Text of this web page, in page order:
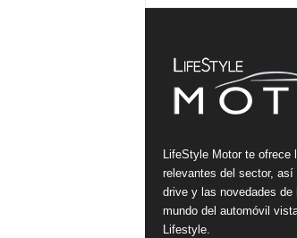
LifeStyle Motor te ofrece
relevantes del sector,
drive y las novedades de
mundo del automóvil
Lifestyle.